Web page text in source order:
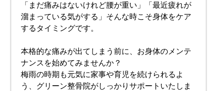
「まだ痛みはないけれど腰が重い」「最近疲れが
溜まっている気がする」そんな時こそ身体をケア
するタイミングです。
本格的な痛みが出てしまう前に、お身体のメンテ
ナンスを始めてみませんか？
梅雨の時期も元気に家事や育児を続けられるよ
う、グリーン整骨院がしっかりサポートいたしま